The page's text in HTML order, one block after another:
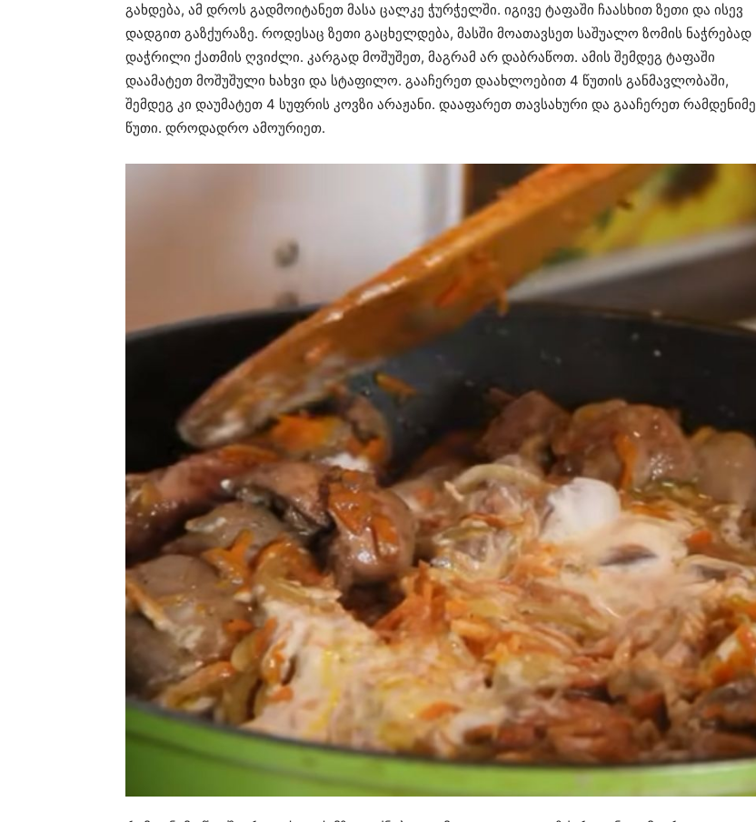
გახდება, ამ დროს გადმოიტანეთ მასა ცალკე ჭურჭელში. იგივე ტაფაში ჩაასხით ზეთი და ისევ
დადგით გაზქურაზე. როდესაც ზეთი გაცხელდება, მასში მოათავსეთ საშუალო ზომის ნაჭრებად
დაჭრილი ქათმის ღვიძლი. კარგად მოშუშეთ, მაგრამ არ დაბრაწოთ. ამის შემდეგ ტაფაში
დაამატეთ მოშუშული ხახვი და სტაფილო. გააჩერეთ დაახლოებით 4 წუთის განმავლობაში,
შემდეგ კი დაუმატეთ 4 სუფრის კოვზი არაჟანი. დააფარეთ თავსახური და გააჩერეთ რამდენიმე
წუთი. დროდადრო ამოურიეთ.